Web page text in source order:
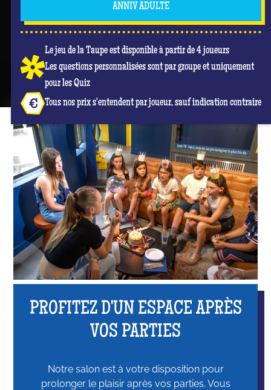
ANNIV ADULTE
Le jeu de la Taupe est disponible à partir de 4 joueurs
Les questions personnalisées sont par groupe et uniquement
pour les Quiz
Tous nos prix s'entendent par joueur, sauf indication contraire
PROFITEZ D'UN ESPACE APRÈS
VOS PARTIES
Notre salon est à votre disposition pour
prolonger le plaisir après vos parties. Vous